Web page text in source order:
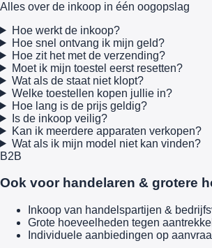
Alles over de inkoop in één oogopslag
Hoe werkt de inkoop?
Hoe snel ontvang ik mijn geld?
Hoe zit het met de verzending?
Moet ik mijn toestel eerst resetten?
Wat als de staat niet klopt?
Welke toestellen kopen jullie in?
Hoe lang is de prijs geldig?
Is de inkoop veilig?
Kan ik meerdere apparaten verkopen?
Wat als ik mijn model niet kan vinden?
B2B
Ook voor handelaren & grotere
Inkoop van handelspartijen &
Grote hoeveelheden tegen
Individuele aanbiedingen op